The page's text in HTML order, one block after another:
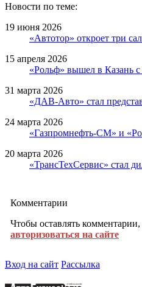
Новости по теме:
19 июня 2026
«Автотор» откроет три
15 апреля 2026
«Рольф» вышел в Казань
31 марта 2026
«ДАВ-Авто» стал
24 марта 2026
«Газпромнефть-СМ» и
20 марта 2026
«ТрансТехСервис» стал
Комментарии
Чтобы оставлять
авторизоваться на сайте
Вход на сайт Рассылка